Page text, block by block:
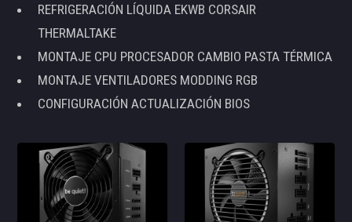
REFRIGERACIÓN LÍQUIDA EKWB CORSAIR
THERMALTAKE
MONTAJE CPU PROCESADOR CAMBIO PASTA TÉRMICA
MONTAJE VENTILADORES MODDING RGB
CONFIGURACIÓN ACTUALIZACIÓN BIOS